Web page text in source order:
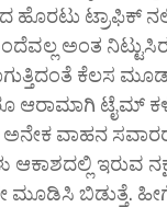
ಟ್ರಾಫಿಕ್
ಅಂತ
ಕೆಲಸ
ಆರಾಮಾಗಿ ಟೈಮ್
ವಾಹನ
ಆಕಾಶದಲ್ಲಿ ಇರುವ
ಮೂಡಿಸಿ ಬಿಡುತ್ತೆ.